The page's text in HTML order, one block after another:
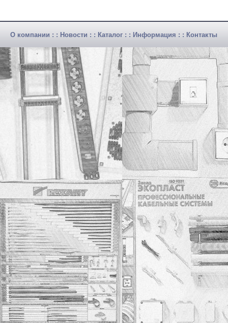
О компании : : Новости : : Каталог : : Информация : : Контакты